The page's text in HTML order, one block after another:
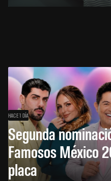
HACE 1 DÍA
Segunda
Famosos México
placa